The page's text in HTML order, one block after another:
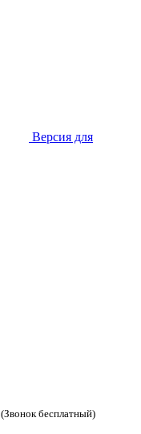
Версия для
(Звонок бесплатный)